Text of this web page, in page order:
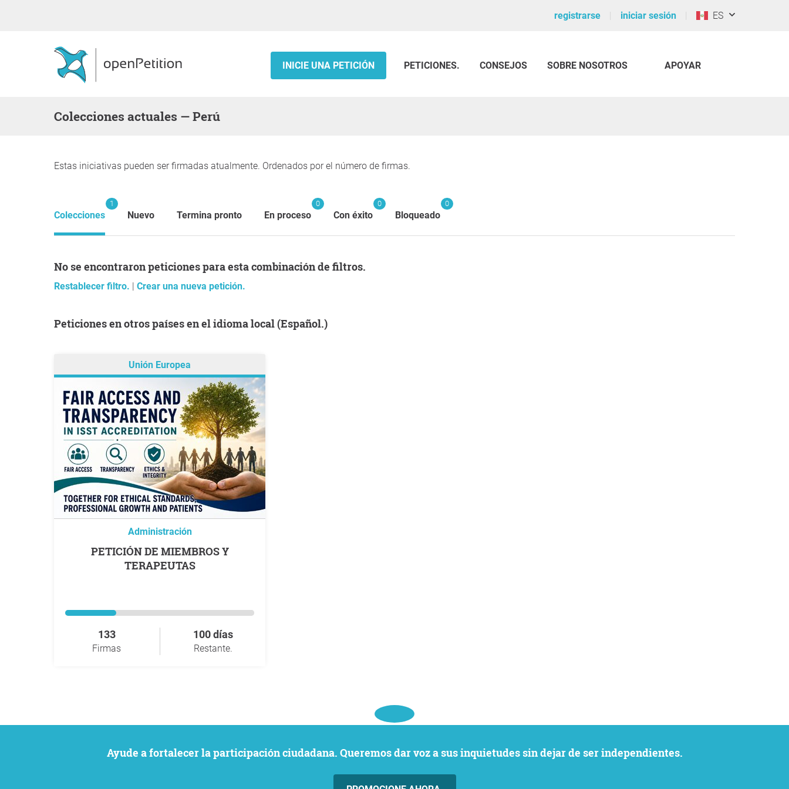
registrarse iniciar sesión ES
INICIE UNA PETICIÓN PETICIONES. CONSEJOS SOBRE NOSOTROS APOYAR
Colecciones actuales — Perú
Estas iniciativas pueden ser firmadas atualmente. Ordenados por el número de firmas.
Colecciones
1
Nuevo Termina pronto En proceso
0
Con éxito
0
Bloqueado
0
No se encontraron peticiones para esta combinación de filtros.
Restablecer filtro. | Crear una nueva petición.
Peticiones en otros países en el idioma local (Español.)
Unión Europea
Administración
PETICIÓN DE MIEMBROS Y
TERAPEUTAS
133
Firmas
100 días
Restante.
Ayude a fortalecer la participación ciudadana. Queremos dar voz a sus inquietudes sin dejar de ser independientes.